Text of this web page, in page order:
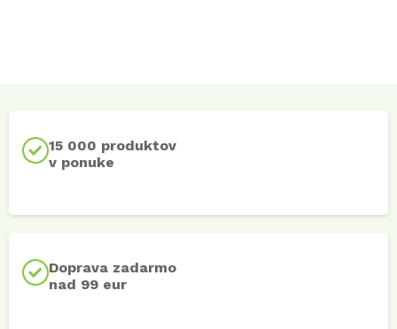
15 000 produktov
v ponuke
Doprava zadarmo
nad 99 eur